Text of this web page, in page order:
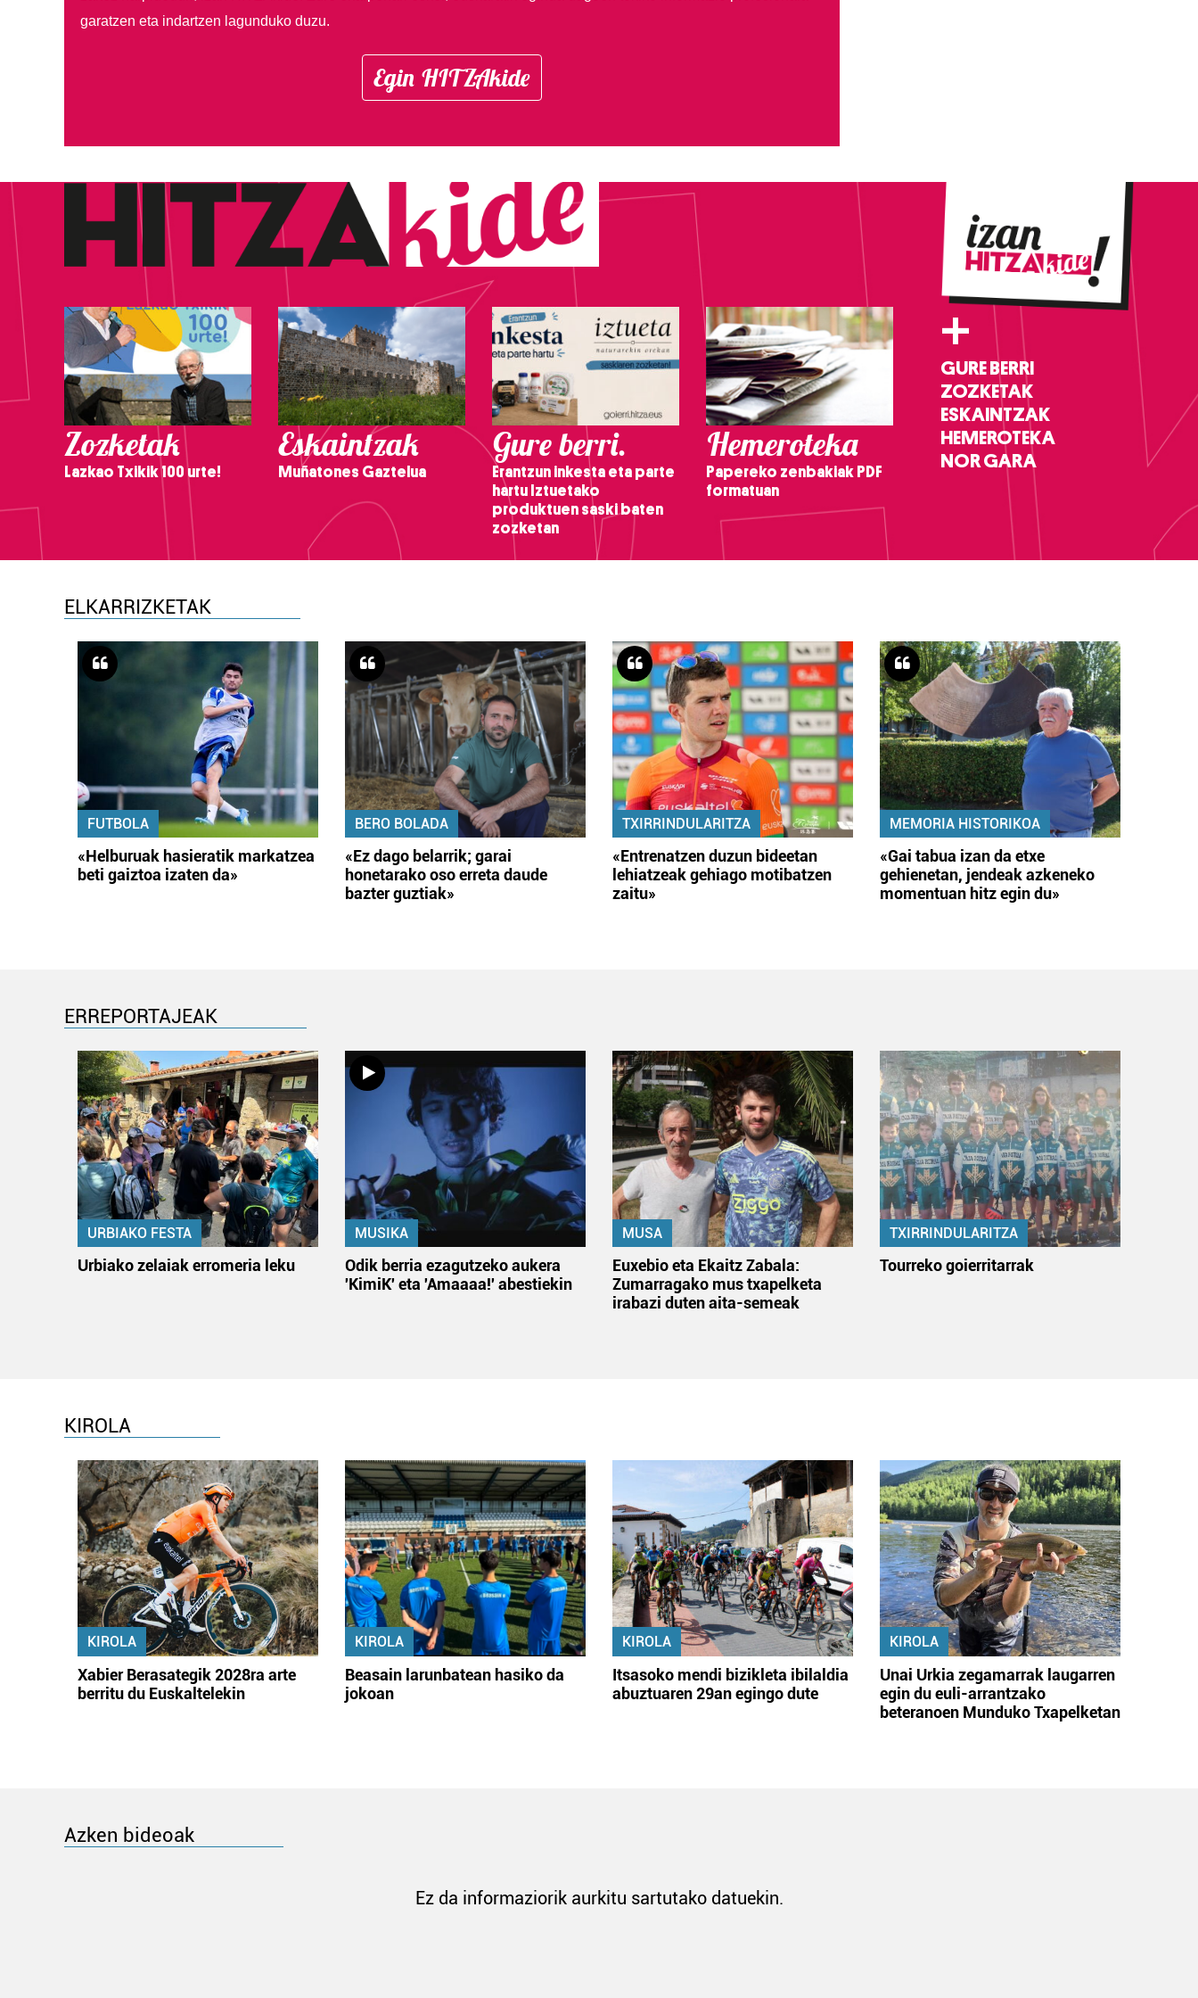
garatzen eta indartzen lagunduko duzu.
Egin HITZAkide
Zozketak
Lazkao Txikik 100 urte!
Eskaintzak
Muñatones Gaztelua
Gure berri.
Erantzun inkesta eta parte
hartu Iztuetako
produktuen saski baten
zozketan
Hemeroteka
Papereko zenbakiak PDF
formatuan
+
GURE BERRI
ZOZKETAK
ESKAINTZAK
HEMEROTEKA
NOR GARA
ELKARRIZKETAK
FUTBOLA
«Helburuak hasieratik markatzea
beti gaiztoa izaten da»
BERO BOLADA
«Ez dago belarrik; garai
honetarako oso erreta daude
bazter guztiak»
TXIRRINDULARITZA
«Entrenatzen duzun bideetan
lehiatzeak gehiago motibatzen
zaitu»
MEMORIA HISTORIKOA
«Gai tabua izan da etxe
gehienetan, jendeak azkeneko
momentuan hitz egin du»
ERREPORTAJEAK
URBIAKO FESTA
Urbiako zelaiak erromeria leku
MUSIKA
Odik berria ezagutzeko aukera
'KimiK' eta 'Amaaaa!' abestiekin
MUSA
Euxebio eta Ekaitz Zabala:
Zumarragako mus txapelketa
irabazi duten aita-semeak
TXIRRINDULARITZA
Tourreko goierritarrak
KIROLA
KIROLA
Xabier Berasategik 2028ra arte
berritu du Euskaltelekin
KIROLA
Beasain larunbatean hasiko da
jokoan
KIROLA
Itsasoko mendi bizikleta ibilaldia
abuztuaren 29an egingo dute
KIROLA
Unai Urkia zegamarrak laugarren
egin du euli-arrantzako
beteranoen Munduko Txapelketan
Azken bideoak
Ez da informaziorik aurkitu sartutako datuekin.